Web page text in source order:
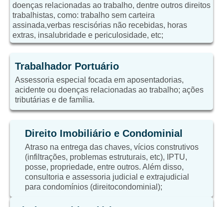
doenças relacionadas ao trabalho, dentre outros direitos
trabalhistas, como: trabalho sem carteira
assinada,verbas rescisórias não recebidas, horas
extras, insalubridade e periculosidade, etc;
Trabalhador Portuário
Assessoria especial focada em aposentadorias,
acidente ou doenças relacionadas ao trabalho; ações
tributárias e de família.
Direito Imobiliário e Condominial
Atraso na entrega das chaves, vícios construtivos
(infiltrações, problemas estruturais, etc), IPTU,
posse, propriedade, entre outros. Além disso,
consultoria e assessoria judicial e extrajudicial
para condomínios (direitocondominial);